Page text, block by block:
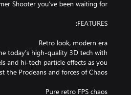
today’s high-quality 3D tech with
and hi-tech particle effects as you